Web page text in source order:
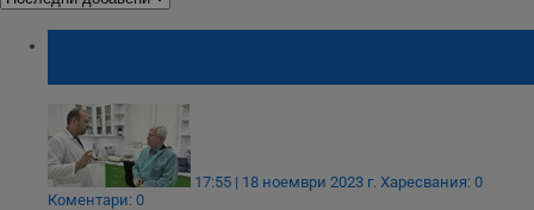
17:55 | 18 ноември 2023 г. Харесвания: 0
Коментари: 0